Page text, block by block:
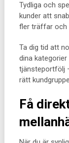
Tydliga och
kunder att
fler träffar och
Ta dig tid att
dina
tjänsteportfölj
rätt
Få